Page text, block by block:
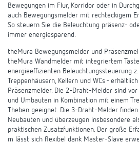
Bewegungen im Flur, Korridor oder in
auch Bewegungsmelder mit rechteckigem
So steuern Sie die Beleuchtung präsenz-
immer energiesparend.
theMura Bewegungsmelder und
theMura Wandmelder mit integriertem
energieeffizienten Beleuchtungssteuerung
Treppenhäusern, Kellern und WCs -
Präsenzmelder. Die 2-Draht-Melder sind
und Umbauten in Kombination mit einem
Theben geeignet. Die 3-Draht-Melder
Neubauten und überzeugen insbesondere
praktischen Zusatzfunktionen. Der große
m lässt sich flexibel dank Master-Slave